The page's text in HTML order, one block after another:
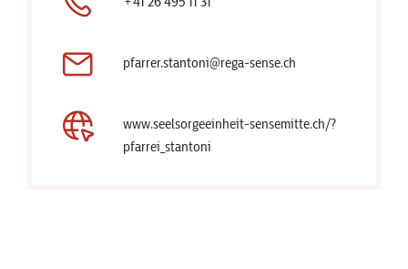
pfarrer.stantoni@rega-sense.ch
www.seelsorgeeinheit-sensemitte.ch/?
pfarrei_stantoni